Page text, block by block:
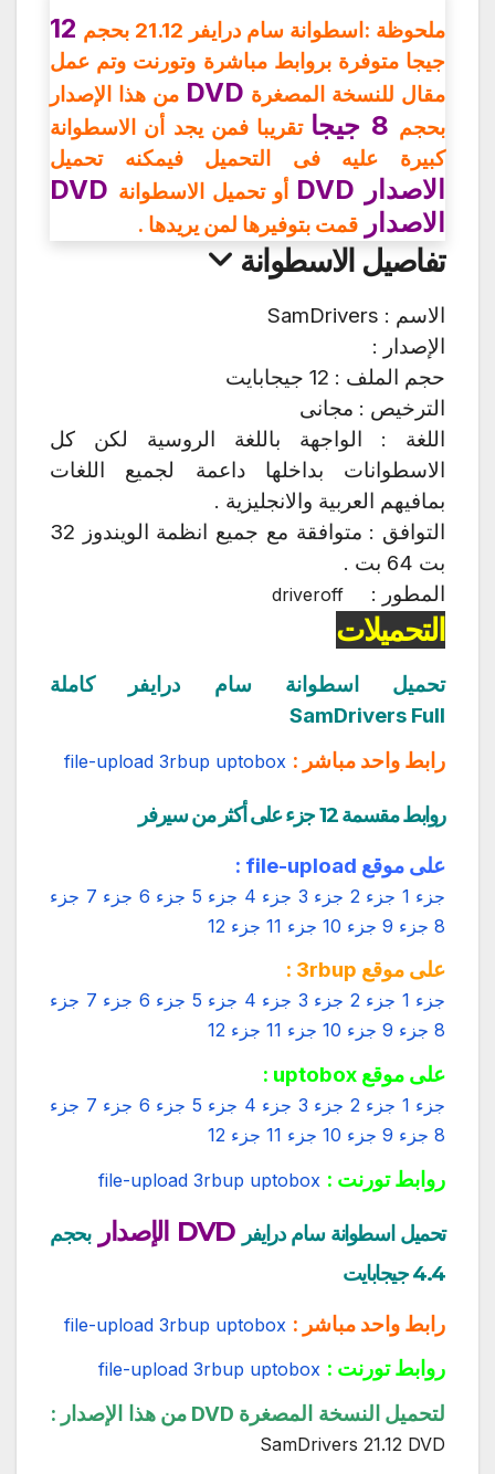
ملحوظة :اسطوانة سام درايفر 21.12 بحجم 12
جيجا متوفرة بروابط مباشرة وتورنت وتم عمل
مقال للنسخة المصغرة DVD من هذا الإصدار
بحجم
تقريبا فمن يجد أن الاسطوانة
كبيرة عليه فى التحميل فيمكنه تحميل
الاصدار DVD أو تحميل الاسطوانة DVD
الاصدار قمت بتوفيرها لمن يريدها .
تفاصيل الاسطوانة
الاسم : SamDrivers
الإصدار :
حجم الملف : 12 جيجابايت
الترخيص : مجانى
اللغة : الواجهة باللغة الروسية لكن كل
الاسطوانات بداخلها داعمة لجميع اللغات
بمافيهم العربية والانجليزية .
التوافق : متوافقة مع جميع انظمة الويندوز 32
بت 64 بت .
المطور :
driveroff
التحميلات
تحميل اسطوانة سام درايفر كاملة
SamDrivers Full
رابط واحد مباشر :
file-upload 3rbup uptobox
روابط مقسمة 12 جزء على أكثر من سيرفر
على موقع file-upload :
جزء 1 جزء 2 جزء 3 جزء 4 جزء 5 جزء 6 جزء 7
جزء
8 جزء 9 جزء 10 جزء 11 جزء 12
على موقع 3rbup :
جزء 1 جزء 2 جزء 3 جزء 4 جزء 5 جزء 6 جزء 7
جزء
8 جزء 9 جزء 10 جزء 11 جزء 12
على موقع uptobox :
جزء 1 جزء 2 جزء 3 جزء 4 جزء 5 جزء 6 جزء 7
جزء
8 جزء 9 جزء 10 جزء 11 جزء 12
روابط تورنت : file-upload 3rbup uptobox
تحميل اسطوانة سام درايفر DVD الإصدار
بحجم
4.4 جيجابايت
رابط واحد مباشر :
file-upload 3rbup uptobox
روابط تورنت : file-upload 3rbup uptobox
لتحميل النسخة المصغرة DVD من هذا الإصدار :
SamDrivers 21.12 DVD